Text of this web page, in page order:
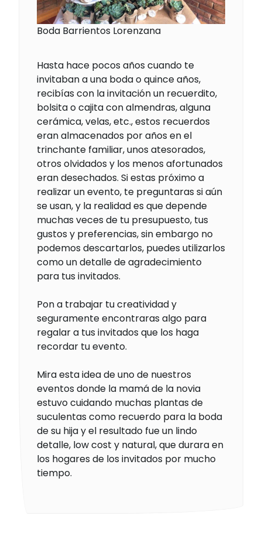
Boda Barrientos Lorenzana
Hasta hace pocos años cuando te
invitaban a una boda o quince años,
recibías con la invitación un recuerdito,
bolsita o cajita con almendras, alguna
cerámica, velas, etc., estos recuerdos
eran almacenados por años en el
trinchante familiar, unos atesorados,
otros olvidados y los menos afortunados
eran desechados. Si estas próximo a
realizar un evento, te preguntaras si aún
se usan, y la realidad es que depende
muchas veces de tu presupuesto, tus
gustos y preferencias, sin embargo no
podemos descartarlos, puedes utilizarlos
como un detalle de agradecimiento
para tus invitados.
Pon a trabajar tu creatividad y
seguramente encontraras algo para
regalar a tus invitados que los haga
recordar tu evento.
Mira esta idea de uno de nuestros
eventos donde la mamá de la novia
estuvo cuidando muchas plantas de
suculentas como recuerdo para la boda
de su hija y el resultado fue un lindo
detalle, low cost y natural, que durara en
los hogares de los invitados por mucho
tiempo.